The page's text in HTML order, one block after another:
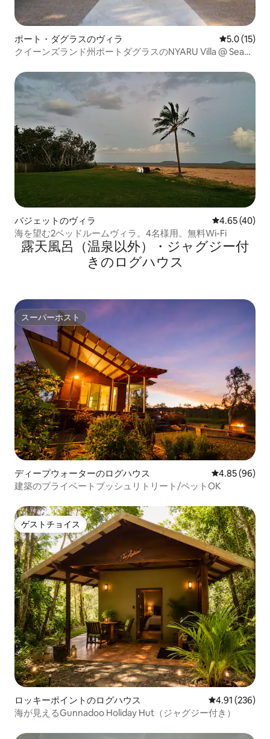
ポート・ダグラスのヴィラ レビュー15
5.0 (15)
クイーンズランド州ポートダグラスのNYARU Villa @ Sea
パジェットのヴィラ レビュー40
4.65 (40)
海を望む2ベッドルームヴィラ。4名様用。無料Wi-Fi
露天風呂（温泉以外）・ジャグジー付
きのログハウス
スーパーホスト
スーパーホスト
ディープウォーターのログハウス レビュー96
4.85 (96)
建築のプライベートブッシュリトリート/ペットOK
ゲストチョイス
ゲストチョイス
ロッキーポイントのログハウス レビュー236
4.91 (236)
海が見えるGunnadoo Holiday Hut（ジャグジー付き）